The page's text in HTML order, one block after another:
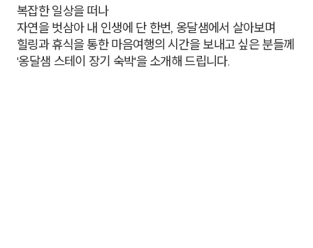
복잡한 일상을 떠나
자연을 벗삼아 내 인생에 단 한번, 옹달샘에서 살아보며
힐링과 휴식을 통한 마음여행의 시간을 보내고 싶은 분들께
'옹달샘 스테이 장기 숙박'을 소개해 드립니다.